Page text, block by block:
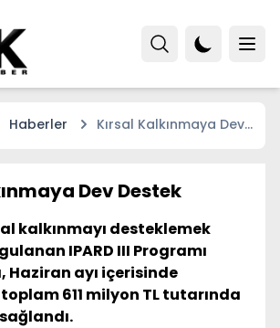
Haberler
Kırsal Kalkınmaya Dev
Dev Destek
kalkınmayı desteklemek
IPARD III Programı
Haziran ayı içerisinde
611 milyon TL tutarında